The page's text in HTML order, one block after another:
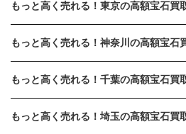
もっと高く売れる！東京の高額宝石買
もっと高く売れる！神奈川の高額宝石
もっと高く売れる！千葉の高額宝石買
もっと高く売れる！埼玉の高額宝石買